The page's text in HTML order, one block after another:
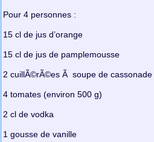
Pour 4 personnes :
15 cl de jus d’orange
15 cl de jus de pamplemousse
2 cuillÃ©rÃ©es Ã soupe de cassonade
4 tomates (environ 500 g)
2 cl de vodka
1 gousse de vanille